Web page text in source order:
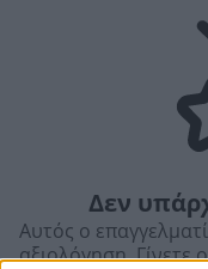
Δεν
Αυτός ο
αξιολόγηση. Γίνετε